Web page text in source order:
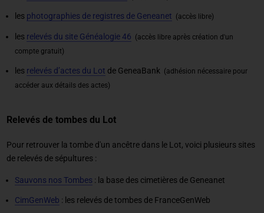
les photographies de registres de Geneanet (accès libre)
les relevés du site Généalogie 46 (accès libre après création d'un
compte gratuit)
les relevés d’actes du Lot de GeneaBank (adhésion nécessaire pour
accéder aux détails des actes)
Relevés de tombes du Lot
Pour retrouver la tombe d'un ancêtre dans le Lot, voici plusieurs sites
de relevés de sépultures :
Sauvons nos Tombes : la base des cimetières de Geneanet
CimGenWeb : les relevés de tombes de FranceGenWeb